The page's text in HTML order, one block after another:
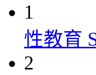
1
性教育
2